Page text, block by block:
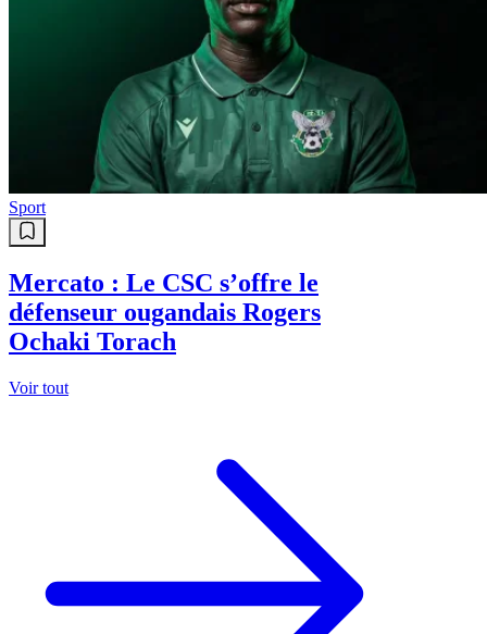
Sport
Mercato : Le CSC s’offre le
défenseur ougandais Rogers
Ochaki Torach
Voir tout